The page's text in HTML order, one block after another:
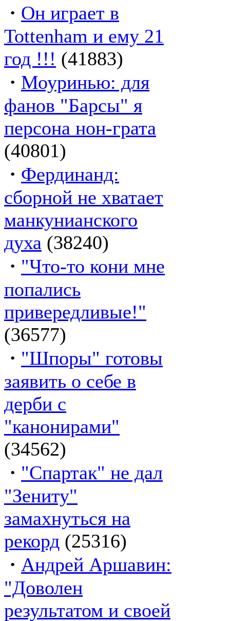
· Он играет в
Tottenham и ему 21
год !!! (41883)
· Моуринью: для
фанов "Барсы" я
персона нон-грата
(40801)
· Фердинанд:
сборной не хватает
манкунианского
духа (38240)
· "Что-то кони мне
попались
привередливые!"
(36577)
· "Шпоры" готовы
заявить о себе в
дерби с
"канонирами"
(34562)
· "Спартак" не дал
"Зениту"
замахнуться на
рекорд (25316)
· Андрей Аршавин:
"Доволен
результатом и своей